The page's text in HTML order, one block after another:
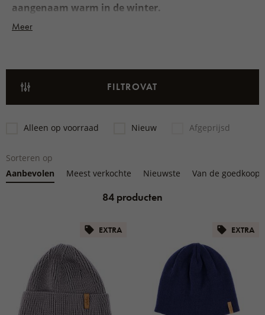
aangenaam warm in de winter.
Meer
FILTROVAT
84 producten
Alleen op voorraad Nieuw Afgeprijsd
Sorteren op
Aanbevolen
Meest verkochte Nieuwste Van de
EXTRA EXTRA